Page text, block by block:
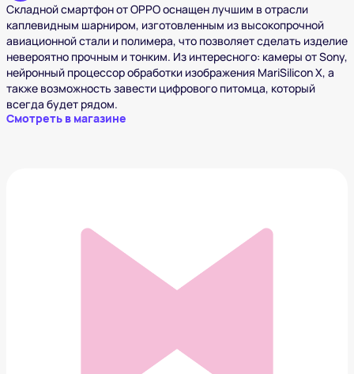
Складной смартфон от OPPO оснащен лучшим в отрасли
каплевидным шарниром, изготовленным из высокопрочной
авиационной стали и полимера, что позволяет сделать изделие
невероятно прочным и тонким. Из интересного: камеры от Sony,
нейронный процессор обработки изображения MariSilicon X, а
также возможность завести цифрового питомца, который
всегда будет рядом.
Смотреть в магазине
Добавить в вишлист